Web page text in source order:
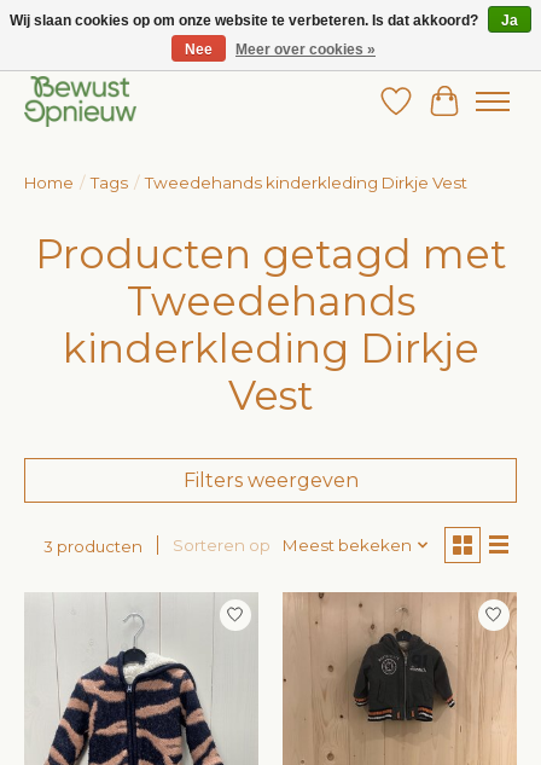
Wij bieden het grootste aanbod in betaalbare kinderkleding!
Verlanglijst
Home / Tags / Tweedehands kinderkleding Dirkje Vest
Producten getagd met
Tweedehands
kinderkleding Dirkje
Vest
Filters weergeven
3 producten Sorteren op Meest bekeken
Wij slaan cookies op om onze website te verbeteren. Is dat akkoord?
Ja
Nee
Meer over cookies »